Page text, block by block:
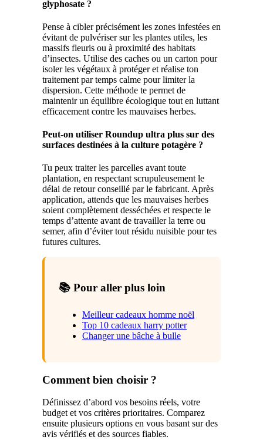
glyphosate ?
Pense à cibler précisément les zones infestées en
évitant de pulvériser sur les plantes utiles, les
massifs fleuris ou à proximité des habitats
d’insectes. Utilise des caches ou un carton pour
isoler les végétaux à protéger et réalise ton
traitement par temps calme pour limiter la
dispersion. Cette méthode te permet de
maintenir un équilibre écologique tout en luttant
efficacement contre les mauvaises herbes.
Peut-on utiliser Roundup ultra plus sur des
surfaces destinées à la culture potagère ?
Tu peux traiter les parcelles avant toute
plantation, en respectant scrupuleusement le
délai de retour conseillé par le fabricant. Après
application, attends que les mauvaises herbes
soient complètement desséchées et respecte le
temps d’attente avant de travailler la terre ou
semer, afin d’éviter tout résidu nuisible pour tes
futures cultures.
📚 Pour aller plus loin
Meilleur cadeaux homme noël
Top 10 cadeaux harry potter
Changer une bâche à bulle
Comment bien choisir ?
Définissez d’abord vos besoins réels, votre
budget et vos critères prioritaires. Comparez
ensuite plusieurs options en vous basant sur des
avis vérifiés et des sources fiables.